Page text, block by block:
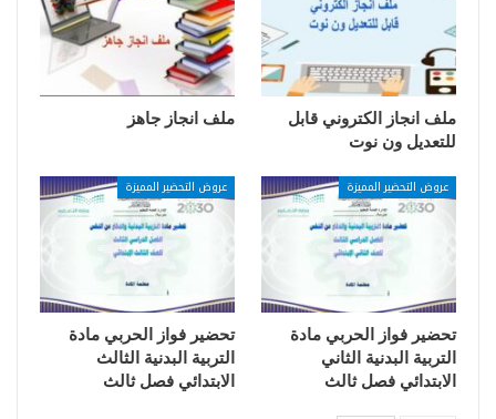
ملف انجاز الكتروني قابل
للتعديل ون نوت
ملف انجاز جاهز
عروض التحضير المميزة
تحضير فواز الحربي مادة
التربية البدنية الثاني
الابتدائي فصل ثالث
عروض التحضير المميزة
تحضير فواز الحربي مادة
التربية البدنية الثالث
الابتدائي فصل ثالث